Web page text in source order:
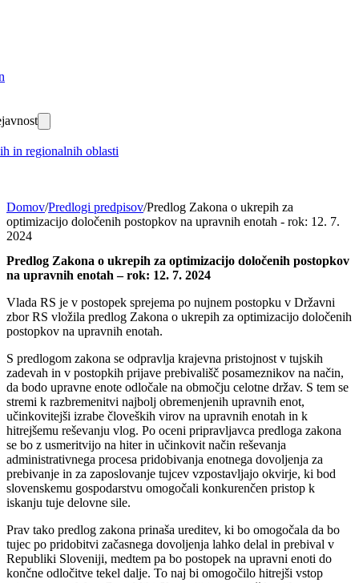
in regionalnih oblasti
Domov/Predlogi predpisov/Predlog Zakona o ukrepih za
optimizacijo določenih postopkov na upravnih enotah - rok: 12. 7.
2024
Predlog Zakona o ukrepih za optimizacijo določenih postopkov
na upravnih enotah – rok: 12. 7. 2024
Vlada RS je v postopek sprejema po nujnem postopku v Državni
zbor RS vložila predlog Zakona o ukrepih za optimizacijo določenih
postopkov na upravnih enotah.
S predlogom zakona se odpravlja krajevna pristojnost v tujskih
zadevah in v postopkih prijave prebivališč posameznikov na način,
da bodo upravne enote odločale na območju celotne držav. S tem se
stremi k razbremenitvi najbolj obremenjenih upravnih enot,
učinkovitejši izrabe človeških virov na upravnih enotah in k
hitrejšemu reševanju vlog. Po oceni pripravljavca predloga zakona
se bo z usmeritvijo na hiter in učinkovit način reševanja
administrativnega procesa pridobivanja enotnega dovoljenja za
prebivanje in za zaposlovanje tujcev vzpostavljajo okvirje, ki bod
slovenskemu gospodarstvu omogočali konkurenčen pristop k
iskanju tuje delovne sile.
Prav tako predlog zakona prinaša ureditev, ki bo omogočala da bo
tujec po pridobitvi začasnega dovoljenja lahko delal in prebival v
Republiki Sloveniji, medtem pa bo postopek na upravni enoti do
končne odločitve tekel dalje. To naj bi omogočilo hitrejši vstop